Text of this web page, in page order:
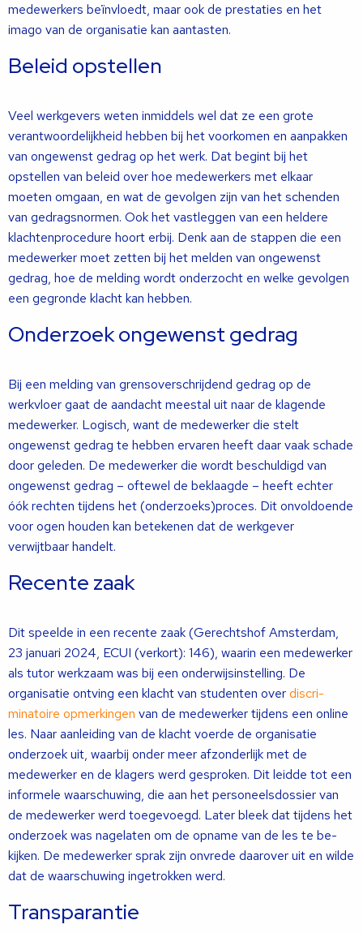
medewerkers beïnvloedt, maar ook de prestaties en het
imago van de organisatie kan aantasten.
Beleid opstellen
Veel werkgevers weten inmiddels wel dat ze een grote
verantwoordelijkheid heb­ben bij het voorkomen en aanpakken
van ongewenst gedrag op het werk. Dat begint bij het
opstellen van beleid over hoe me­dewerkers met elkaar
moeten omgaan, en wat de gevolgen zijn van het schenden
van gedragsnormen. Ook het vastleggen van een heldere
klachtenprocedure hoort erbij. Denk aan de stappen die een
medewerker moet zetten bij het melden van ongewenst
gedrag, hoe de melding wordt onderzocht en welke gevolgen
een gegronde klacht kan hebben.
Onderzoek ongewenst gedrag
Bij een melding van grensover­schrijdend gedrag op de
werkvloer gaat de aandacht meestal uit naar de klagende
medewerker. Logisch, want de medewerker die stelt
ongewenst gedrag te hebben erva­ren heeft daar vaak schade
door geleden. De medewerker die wordt beschuldigd van
ongewenst gedrag – oftewel de be­klaagde – heeft echter
óók rechten tijdens het (onderzoeks)proces. Dit onvoldoende
voor ogen houden kan betekenen dat de werkgever
verwijtbaar handelt.
Recente zaak
Dit speelde in een recente zaak (Gerechtshof Amsterdam,
23 januari 2024, ECUI (verkort): 146), waarin een medewerker
als tutor werkzaam was bij een onderwijsinstelling. De
organisatie ont­ving een klacht van studenten overdiscri­
minatoire opmerkingen van de medewer­ker tijdens een online
les. Naar aanleiding van de klacht voerde de organisatie
onder­zoek uit, waarbij onder meer afzonderlijk met de
medewerker en de klagers werd gesproken. Dit leidde tot een
informele waarschuwing, die aan het personeelsdos­sier van
de medewerker werd toegevoegd. Later bleek dat tijdens het
onderzoek was nagelaten om de opname van de les te be­
kijken. De medewerker sprak zijn onvrede daarover uit en wilde
dat de waarschuwing ingetrokken werd.
Transparantie